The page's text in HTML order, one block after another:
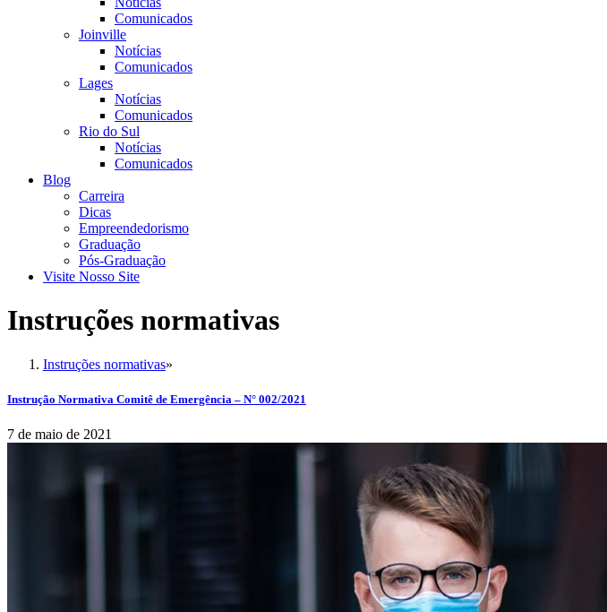
Comunicados
Joinville
Notícias
Comunicados
Lages
Notícias
Comunicados
Rio do Sul
Notícias
Comunicados
Blog
Carreira
Dicas
Empreendedorismo
Graduação
Pós-Graduação
Visite Nosso Site
Instruções normativas
Instruções normativas»
Instrução Normativa Comitê de Emergência – N° 002/2021
7 de maio de 2021